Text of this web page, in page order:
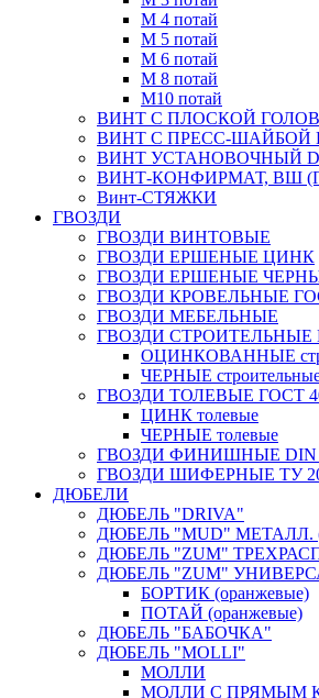
М 4 потай
М 5 потай
М 6 потай
М 8 потай
М10 потай
ВИНТ С ПЛОСКОЙ
ВИНТ С ПРЕСС-ШАЙБОЙ
ВИНТ УСТАНОВОЧНЫЙ
ВИНТ-КОНФИРМАТ, ВШ
Винт-СТЯЖКИ
ГВОЗДИ
ГВОЗДИ ВИНТОВЫЕ
ГВОЗДИ ЕРШЕНЫЕ ЦИНК
ГВОЗДИ ЕРШЕНЫЕ
ГВОЗДИ КРОВЕЛЬНЫЕ
ГВОЗДИ МЕБЕЛЬНЫЕ
ГВОЗДИ СТРОИТЕЛЬНЫЕ
ОЦИНКОВАННЫЕ
ЧЕРНЫЕ
ГВОЗДИ ТОЛЕВЫЕ ГОСТ
ЦИНК толевые
ЧЕРНЫЕ толевые
ГВОЗДИ ФИНИШНЫЕ DIN
ГВОЗДИ ШИФЕРНЫЕ ТУ
ДЮБЕЛИ
ДЮБЕЛЬ "DRIVA"
ДЮБЕЛЬ "MUD" МЕТАЛЛ.
ДЮБЕЛЬ "ZUM"
ДЮБЕЛЬ "ZUM"
БОРТИК (оранжевые)
ПОТАЙ (оранжевые)
ДЮБЕЛЬ "БАБОЧКА"
ДЮБЕЛЬ "МOLLI"
МОЛЛИ
МОЛЛИ С ПРЯМЫМ